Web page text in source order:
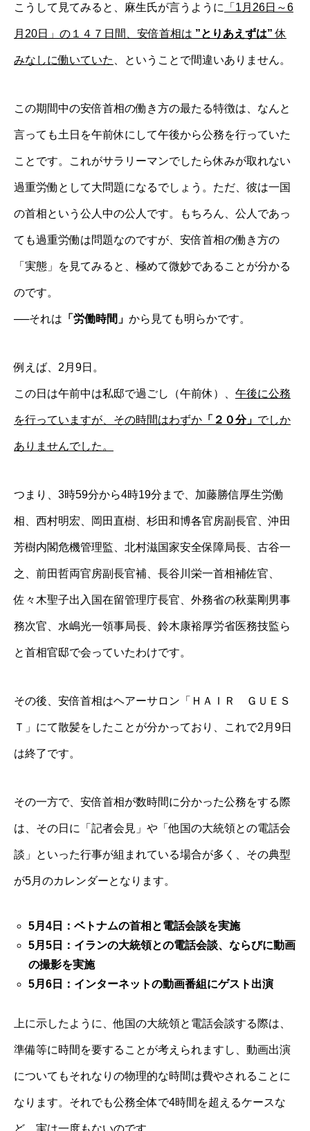
こうして見てみると、麻生氏が言うように 「1月26日～6
月20日」の１４７日間、安倍首相は ”とりあえずは” 休
みなしに働いていた 、ということで間違いありません。
この期間中の安倍首相の働き方の最たる特徴は、なんと
言っても土日を午前休にして午後から公務を行っていた
ことです。これがサラリーマンでしたら休みが取れない
過重労働として大問題になるでしょう。ただ、彼は一国
の首相という公人中の公人です。もちろん、公人であっ
ても過重労働は問題なのですが、安倍首相の働き方の
「実態」を見てみると、極めて微妙であることが分かる
のです。
──それは 「労働時間」 から見ても明らかです。
例えば、2月9日。
この日は午前中は私邸で過ごし（午前休）、 午後に公務
を行っていますが、その時間はわずか 「２０分」 でしか
ありませんでした。
つまり、3時59分から4時19分まで、加藤勝信厚生労働
相、西村明宏、岡田直樹、杉田和博各官房副長官、沖田
芳樹内閣危機管理監、北村滋国家安全保障局長、古谷一
之、前田哲両官房副長官補、長谷川栄一首相補佐官、
佐々木聖子出入国在留管理庁長官、外務省の秋葉剛男事
務次官、水嶋光一領事局長、鈴木康裕厚労省医務技監ら
と首相官邸で会っていたわけです。
その後、安倍首相はヘアーサロン「ＨＡＩＲ ＧＵＥＳ
Ｔ」にて散髪をしたことが分かっており、これで2月9日
は終了です。
その一方で、安倍首相が数時間に分かった公務をする際
は、その日に「記者会見」や「他国の大統領との電話会
談」といった行事が組まれている場合が多く、その典型
が5月のカレンダーとなります。
5月4日：ベトナムの首相と電話会談を実施
5月5日：イランの大統領との電話会談、ならびに動画
の撮影を実施
5月6日：インターネットの動画番組にゲスト出演
上に示したように、他国の大統領と電話会談する際は、
準備等に時間を要することが考えられますし、動画出演
についてもそれなりの物理的な時間は費やされることに
なります。それでも公務全体で4時間を超えるケースな
ど、実は一度もないのです。